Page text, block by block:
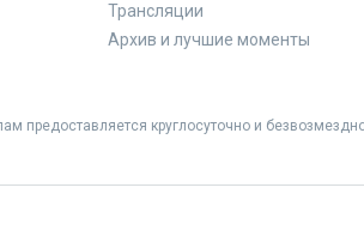
Трансляции
Архив и лучшие моменты
предоставляется круглосуточно и